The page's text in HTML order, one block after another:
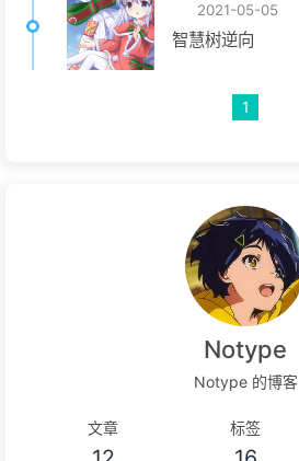
2021-05-05
智慧树逆向
1
Notype
Notype 的博客
文章 标签